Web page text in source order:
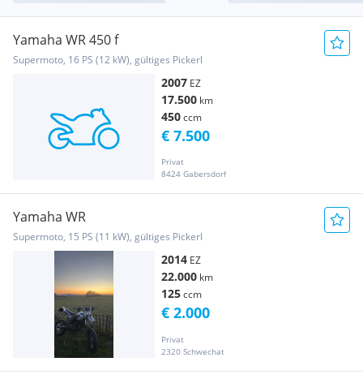
Yamaha WR 450 f
Supermoto, 16 PS (12 kW), gültiges Pickerl
2007 EZ
17.500 km
450ccm
Privat
8424 Gabersdorf
€ 7.500
Yamaha WR
Supermoto, 15 PS (11 kW), gültiges Pickerl
2014 EZ
22.000 km
125ccm
Privat
2320 Schwechat
€ 2.000